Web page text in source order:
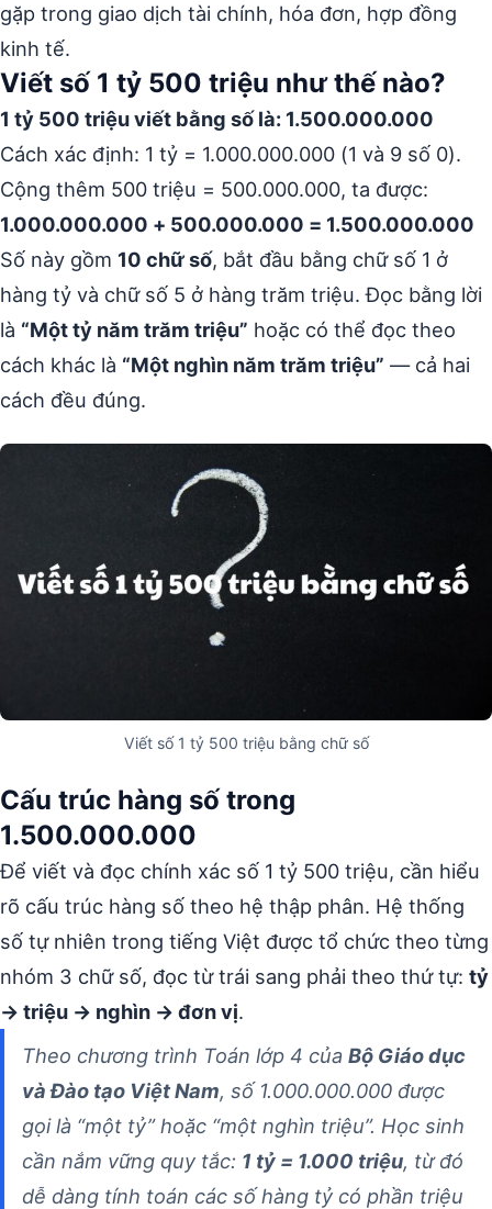
gặp trong giao dịch tài chính, hóa đơn, hợp đồng
kinh tế.
Viết số 1 tỷ 500 triệu như thế nào?
1 tỷ 500 triệu viết bằng số là: 1.500.000.000
Cách xác định: 1 tỷ = 1.000.000.000 (1 và 9 số 0).
Cộng thêm 500 triệu = 500.000.000, ta được:
1.000.000.000 + 500.000.000 = 1.500.000.000
Số này gồm 10 chữ số, bắt đầu bằng chữ số 1 ở
hàng tỷ và chữ số 5 ở hàng trăm triệu. Đọc bằng lời
là “Một tỷ năm trăm triệu” hoặc có thể đọc theo
cách khác là “Một nghìn năm trăm triệu” — cả hai
cách đều đúng.
Viết số 1 tỷ 500 triệu bằng chữ số
Cấu trúc hàng số trong
1.500.000.000
Để viết và đọc chính xác số 1 tỷ 500 triệu, cần hiểu
rõ cấu trúc hàng số theo hệ thập phân. Hệ thống
số tự nhiên trong tiếng Việt được tổ chức theo từng
nhóm 3 chữ số, đọc từ trái sang phải theo thứ tự: tỷ
→ triệu → nghìn → đơn vị.
Theo chương trình Toán lớp 4 của Bộ Giáo dục
và Đào tạo Việt Nam, số 1.000.000.000 được
gọi là “một tỷ” hoặc “một nghìn triệu”. Học sinh
cần nắm vững quy tắc: 1 tỷ = 1.000 triệu, từ đó
dễ dàng tính toán các số hàng tỷ có phần triệu